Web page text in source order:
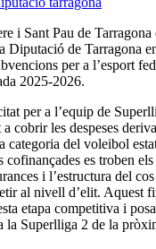
i Sant Pau de Tarragona
Diputació de Tarragona
per a l’esport
2025-2026.
per a l’equip de
cobrir les despeses
categoria del voleibol
es troben els
i l’estructura del
al nivell d’elit. Aquest
etapa competitiva i
la Superlliga 2 de la